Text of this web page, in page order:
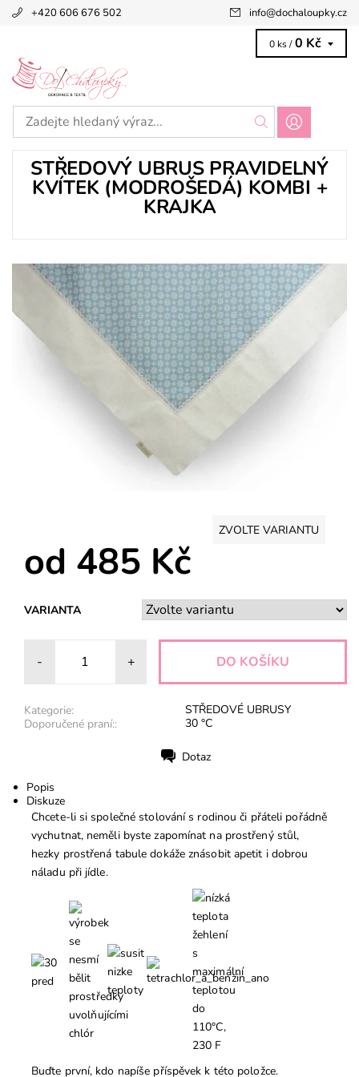
+420 606 676 502 info@dochaloupky.cz
0 ks / 0 Kč
STŘEDOVÝ UBRUS PRAVIDELNÝ
KVÍTEK (MODROŠEDÁ) KOMBI +
KRAJKA
ZVOLTE VARIANTU
od 485 Kč
VARIANTA
- +
Kategorie:
STŘEDOVÉ UBRUSY
Doporučené praní::
30 °C
Dotaz
Popis
Diskuze
Chcete-li si společné stolování s rodinou či přáteli pořádně
vychutnat, neměli byste zapomínat na prostřený stůl,
hezky prostřená tabule dokáže znásobit apetit i dobrou
náladu při jídle.
Buďte první, kdo napíše příspěvek k této položce.